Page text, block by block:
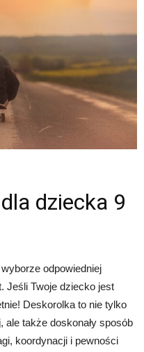
dziecka 9
odpowiedniej
Jeśli Twoje dziecko jest
Deskorolka to nie tylko
także doskonały sposób
koordynacji i pewności